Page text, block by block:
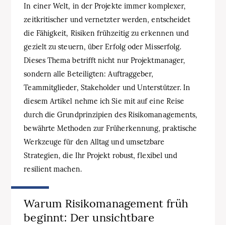
In einer Welt, in der Projekte immer komplexer,
zeitkritischer und vernetzter werden, entscheidet
die Fähigkeit, Risiken frühzeitig zu erkennen und
gezielt zu steuern, über Erfolg oder Misserfolg.
Dieses Thema betrifft nicht nur Projektmanager,
sondern alle Beteiligten: Auftraggeber,
Teammitglieder, Stakeholder und Unterstützer. In
diesem Artikel nehme ich Sie mit auf eine Reise
durch die Grundprinzipien des Risikomanagements,
bewährte Methoden zur Früherkennung, praktische
Werkzeuge für den Alltag und umsetzbare
Strategien, die Ihr Projekt robust, flexibel und
resilient machen.
Warum Risikomanagement früh
beginnt: Der unsichtbare